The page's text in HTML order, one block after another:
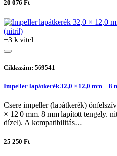
20 076 Ft
+3 kivitel
Cikkszám: 569541
Impeller lapátkerék 32,0 × 12,0 mm – 8
Csere impeller (lapátkerék)
× 12,0 mm, 8 mm lapított tengely,
dízel). A kompatibilitás…
25 250 Ft